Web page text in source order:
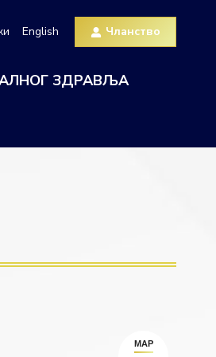
English Чланство
ЗДРАВЉА
МАР